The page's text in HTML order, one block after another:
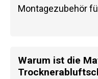
Montagezubehör
Warum ist die